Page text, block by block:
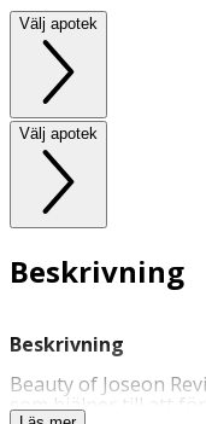
Välj apotek
Välj apotek
Beskrivning
Beskrivning
Beauty of Joseon
som hjälper till att